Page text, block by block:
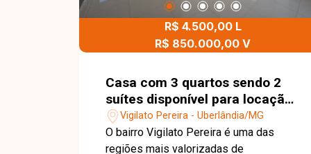
o imóvel ideal para quem busca
qualidade de vida. Esta é uma
excelente oportunidade para quem
moderna e com área de lazer no bairro
Aclimação. Agende uma visita e venha
conhecer todos os detalhes deste
imóvel.
R$ 4.500,00 L
R$ 850.000,00 V
Casa com 3 quartos sendo 2
suítes disponível para locação
e venda no bairro Vigilato
Pereira em Uberlândia-MG
Vigilato Pereira - Uberlândia/MG
O bairro Vigilato Pereira é uma das
regiões mais valorizadas de